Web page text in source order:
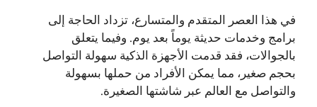
في هذا العصر المتقدم والمتسارع، تزداد الحاجة إلى
برامج وخدمات حديثة يوماً بعد يوم. وفيما يتعلق
بالجوالات، فقد قدمت الأجهزة الذكية سهولة التواصل
بحجم صغير، مما يمكن الأفراد من حملها بسهولة
والتواصل مع العالم عبر شاشتها الصغيرة.